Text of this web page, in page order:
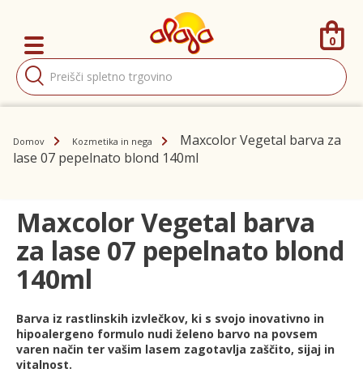
Products
search
0
Domov Kozmetika in nega
Maxcolor Vegetal barva za
lase 07 pepelnato blond 140ml
Maxcolor Vegetal barva
za lase 07 pepelnato blond
140ml
Barva iz rastlinskih izvlečkov, ki s svojo inovativno in
hipoalergeno formulo nudi želeno barvo na povsem
varen način ter vašim lasem zagotavlja zaščito, sijaj in
vitalnost.